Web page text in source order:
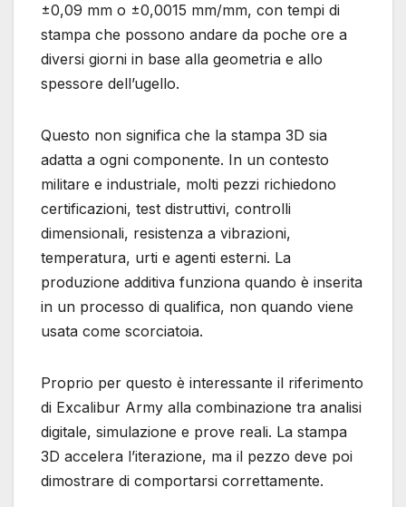
±0,09 mm o ±0,0015 mm/mm, con tempi di
stampa che possono andare da poche ore a
diversi giorni in base alla geometria e allo
spessore dell’ugello.
Questo non significa che la stampa 3D sia
adatta a ogni componente. In un contesto
militare e industriale, molti pezzi richiedono
certificazioni, test distruttivi, controlli
dimensionali, resistenza a vibrazioni,
temperatura, urti e agenti esterni. La
produzione additiva funziona quando è inserita
in un processo di qualifica, non quando viene
usata come scorciatoia.
Proprio per questo è interessante il riferimento
di Excalibur Army alla combinazione tra analisi
digitale, simulazione e prove reali. La stampa
3D accelera l’iterazione, ma il pezzo deve poi
dimostrare di comportarsi correttamente.